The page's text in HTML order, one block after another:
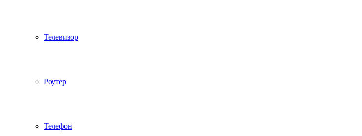
Телевизор
Роутер
Телефон